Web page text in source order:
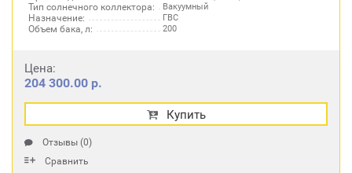
Тип солнечного коллектора: Вакуумный
Назначение: ГВС
Объем бака, л: 200
Цена:
204 300.00 р.
Купить
Отзывы (0)
Сравнить